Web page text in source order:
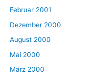
Februar 2001
Dezember 2000
August 2000
Mai 2000
März 2000